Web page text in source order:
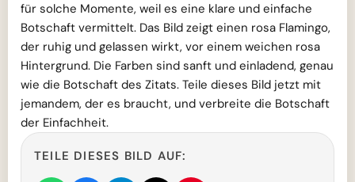
für solche Momente, weil es eine klare und einfache
Botschaft vermittelt. Das Bild zeigt einen rosa Flamingo,
der ruhig und gelassen wirkt, vor einem weichen rosa
Hintergrund. Die Farben sind sanft und einladend, genau
wie die Botschaft des Zitats. Teile dieses Bild jetzt mit
jemandem, der es braucht, und verbreite die Botschaft
der Einfachheit.
TEILE DIESES BILD AUF: